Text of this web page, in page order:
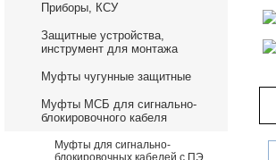
Приборы, КСУ
Защитные устройства,
инструмент для монтажа
Муфты чугунные защитные
Муфты МСБ для сигнально-
блокировочного кабеля
Муфты для сигнально-
блокировочных кабелей с ПЭ